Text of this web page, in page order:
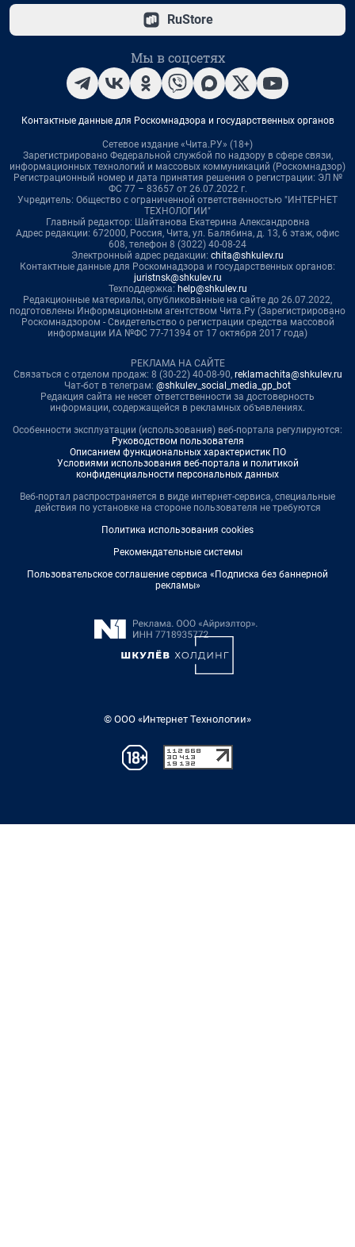
RuStore
Мы в соцсетях
Контактные данные для Роскомнадзора и государственных органов
Сетевое издание «Чита.РУ» (18+)
Зарегистрировано Федеральной службой по надзору в сфере связи,
информационных технологий и массовых коммуникаций (Роскомнадзор)
Регистрационный номер и дата принятия решения о регистрации: ЭЛ №
ФС 77 – 83657 от 26.07.2022 г.
Учредитель: Общество с ограниченной ответственностью "ИНТЕРНЕТ
ТЕХНОЛОГИИ"
Главный редактор: Шайтанова Екатерина Александровна
Адрес редакции: 672000, Россия, Чита, ул. Балябина, д. 13, 6 этаж, офис
608, телефон 8 (3022) 40-08-24
Электронный адрес редакции: chita@shkulev.ru
Контактные данные для Роскомнадзора и государственных органов:
juristnsk@shkulev.ru
Техподдержка: help@shkulev.ru
Редакционные материалы, опубликованные на сайте до 26.07.2022,
подготовлены Информационным агентством Чита.Ру (Зарегистрировано
Роскомнадзором - Свидетельство о регистрации средства массовой
информации ИА №ФС 77-71394 от 17 октября 2017 года)
РЕКЛАМА НА САЙТЕ
Связаться с отделом продаж: 8 (30-22) 40-08-90, reklamachita@shkulev.ru
Чат-бот в телеграм: @shkulev_social_media_gp_bot
Редакция сайта не несет ответственности за достоверность
информации, содержащейся в рекламных объявлениях.
Особенности эксплуатации (использования) веб-портала регулируются:
Руководством пользователя
Описанием функциональных характеристик ПО
Условиями использования веб-портала и политикой
конфиденциальности персональных данных
Веб-портал распространяется в виде интернет-сервиса, специальные
действия по установке на стороне пользователя не требуются
Политика использования cookies
Рекомендательные системы
Пользовательское соглашение сервиса «Подписка без баннерной
рекламы»
© ООО «Интернет Технологии»